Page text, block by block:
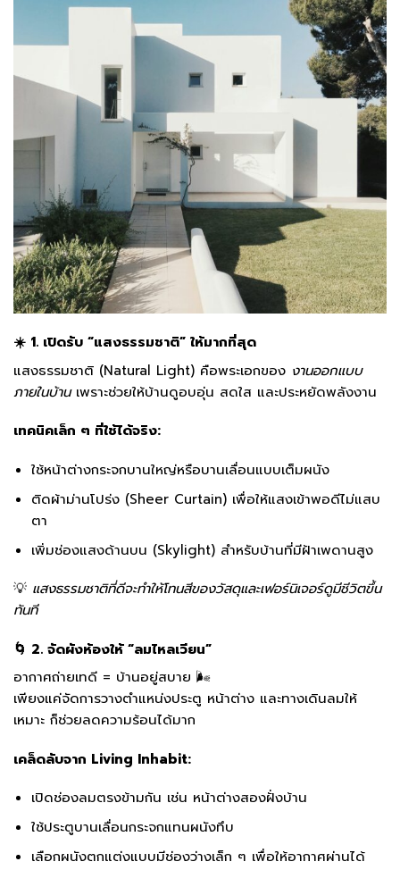
☀️ 1. เปิดรับ “แสงธรรมชาติ” ให้มากที่สุด
แสงธรรมชาติ (Natural Light) คือพระเอกของ งานออกแบบ
ภายในบ้านเพราะช่วยให้บ้านดูอบอุ่น สดใส และประหยัดพลังงาน
เทคนิคเล็ก ๆ ที่ใช้ได้จริง:
ใช้หน้าต่างกระจกบานใหญ่หรือบานเลื่อนแบบเต็มผนัง
ติดผ้าม่านโปร่ง (Sheer Curtain) เพื่อให้แสงเข้าพอดีไม่แสบ
ตา
เพิ่มช่องแสงด้านบน (Skylight) สำหรับบ้านที่มีฝ้าเพดานสูง
💡 แสงธรรมชาติที่ดีจะทำให้โทนสีของวัสดุและเฟอร์นิเจอร์ดูมีชีวิตขึ้น
ทันที
🌀 2. จัดผังห้องให้ “ลมไหลเวียน”
อากาศถ่ายเทดี = บ้านอยู่สบาย 🌬️
เพียงแค่จัดการวางตำแหน่งประตู หน้าต่าง และทางเดินลมให้
เหมาะ ก็ช่วยลดความร้อนได้มาก
เคล็ดลับจาก Living Inhabit:
เปิดช่องลมตรงข้ามกัน เช่น หน้าต่างสองฝั่งบ้าน
ใช้ประตูบานเลื่อนกระจกแทนผนังทึบ
เลือกผนังตกแต่งแบบมีช่องว่างเล็ก ๆ เพื่อให้อากาศผ่านได้